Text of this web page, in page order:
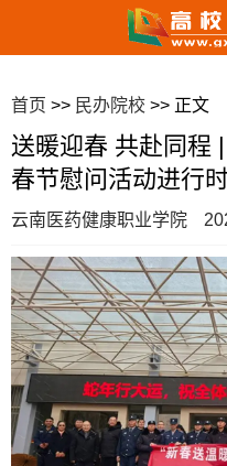
首页 >> 民办院校 >> 正文
送暖迎春 共赴同程
春节慰问活动进行
云南医药健康职业学院